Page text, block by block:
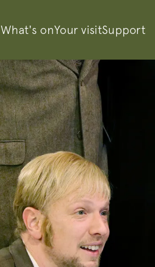
What's onYour visitSupport